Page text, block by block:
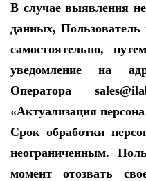
В случае выявления
данных, Пользователь
самостоятельно,
уведомление на
Оператора
«Актуализация
Срок обработки
неограниченным.
момент отозвать